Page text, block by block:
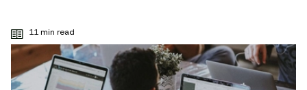
11 min read